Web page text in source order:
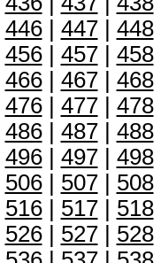
446| 447| 448|
456| 457| 458|
466| 467| 468|
476| 477| 478|
486| 487| 488|
496| 497| 498|
506| 507| 508|
516| 517| 518|
526| 527| 528|